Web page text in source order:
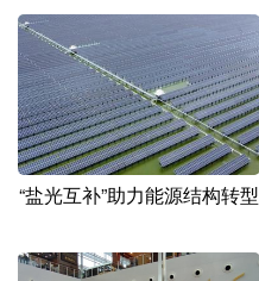
“盐光互补”助力能源结构转型